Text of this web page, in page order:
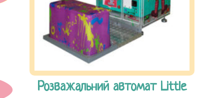
Розважальний автомат Little